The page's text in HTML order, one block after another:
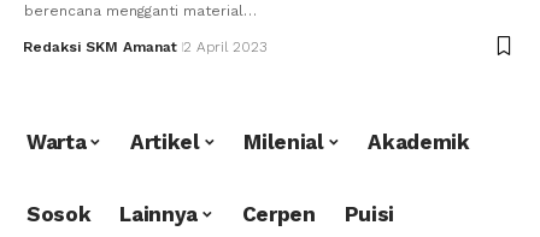
berencana mengganti material…
Redaksi SKM Amanat 2 April 2023
Warta Artikel Milenial Akademik
Sosok Lainnya Cerpen Puisi